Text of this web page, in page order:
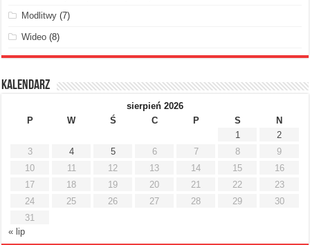
Modlitwy (7)
Wideo (8)
Kalendarz
sierpień 2026
P
W Ś C P S
N
1
2
3
4 5 6 7 8
9
10
11 12 13 14 15
16
17
18 19 20 21 22
23
24
25 26 27 28 29
30
31
« lip